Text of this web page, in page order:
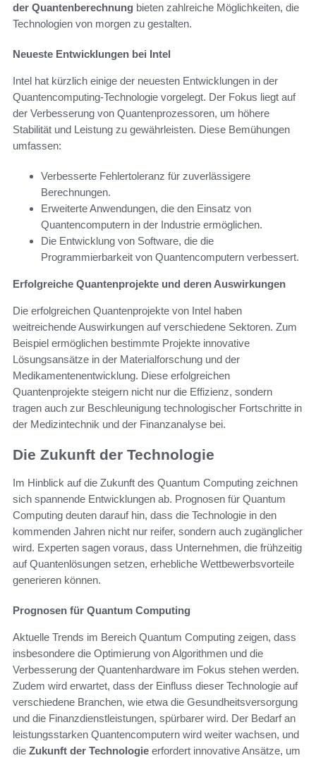
der Quantenberechnung bieten zahlreiche Möglichkeiten, die
Technologien von morgen zu gestalten.
Neueste Entwicklungen bei Intel
Intel hat kürzlich einige der neuesten Entwicklungen in der
Quantencomputing-Technologie vorgelegt. Der Fokus liegt auf
der Verbesserung von Quantenprozessoren, um höhere
Stabilität und Leistung zu gewährleisten. Diese Bemühungen
umfassen:
Verbesserte Fehlertoleranz für zuverlässigere
Berechnungen.
Erweiterte Anwendungen, die den Einsatz von
Quantencomputern in der Industrie ermöglichen.
Die Entwicklung von Software, die die
Programmierbarkeit von Quantencomputern verbessert.
Erfolgreiche Quantenprojekte und deren Auswirkungen
Die erfolgreichen Quantenprojekte von Intel haben
weitreichende Auswirkungen auf verschiedene Sektoren. Zum
Beispiel ermöglichen bestimmte Projekte innovative
Lösungsansätze in der Materialforschung und der
Medikamentenentwicklung. Diese erfolgreichen
Quantenprojekte steigern nicht nur die Effizienz, sondern
tragen auch zur Beschleunigung technologischer Fortschritte in
der Medizintechnik und der Finanzanalyse bei.
Die Zukunft der Technologie
Im Hinblick auf die Zukunft des Quantum Computing zeichnen
sich spannende Entwicklungen ab. Prognosen für Quantum
Computing deuten darauf hin, dass die Technologie in den
kommenden Jahren nicht nur reifer, sondern auch zugänglicher
wird. Experten sagen voraus, dass Unternehmen, die frühzeitig
auf Quantenlösungen setzen, erhebliche Wettbewerbsvorteile
generieren können.
Prognosen für Quantum Computing
Aktuelle Trends im Bereich Quantum Computing zeigen, dass
insbesondere die Optimierung von Algorithmen und die
Verbesserung der Quantenhardware im Fokus stehen werden.
Zudem wird erwartet, dass der Einfluss dieser Technologie auf
verschiedene Branchen, wie etwa die Gesundheitsversorgung
und die Finanzdienstleistungen, spürbarer wird. Der Bedarf an
leistungsstarken Quantencomputern wird weiter wachsen, und
die Zukunft der Technologie erfordert innovative Ansätze, um